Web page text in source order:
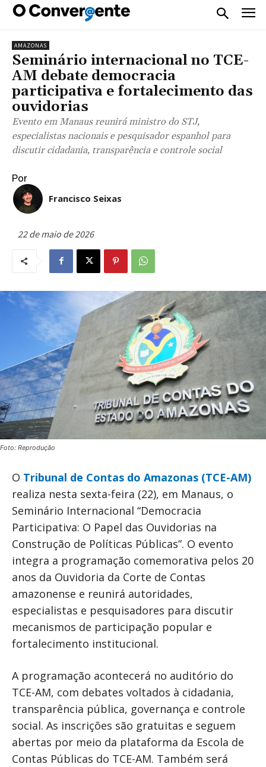
AMAZONAS
Seminário internacional no TCE-
AM debate democracia
participativa e fortalecimento das
ouvidorias
Evento em Manaus reunirá ministro do STJ,
especialistas nacionais e pesquisador espanhol para
discutir cidadania, transparência e controle social
Por
Francisco Seixas
22 de maio de 2026
Foto: Reprodução
O Tribunal de Contas do Amazonas (TCE-AM)
realiza nesta sexta-feira (22), em Manaus, o
Seminário Internacional “Democracia
Participativa: O Papel das Ouvidorias na
Construção de Políticas Públicas”. O evento
integra a programação comemorativa pelos 20
anos da Ouvidoria da Corte de Contas
amazonense e reunirá autoridades,
especialistas e pesquisadores para discutir
mecanismos de participação popular e
fortalecimento institucional.
A programação acontecerá no auditório do
TCE-AM, com debates voltados à cidadania,
transparência pública, governança e controle
social. As inscrições são gratuitas e seguem
abertas por meio da plataforma da Escola de
Contas Públicas do TCE-AM. Também será